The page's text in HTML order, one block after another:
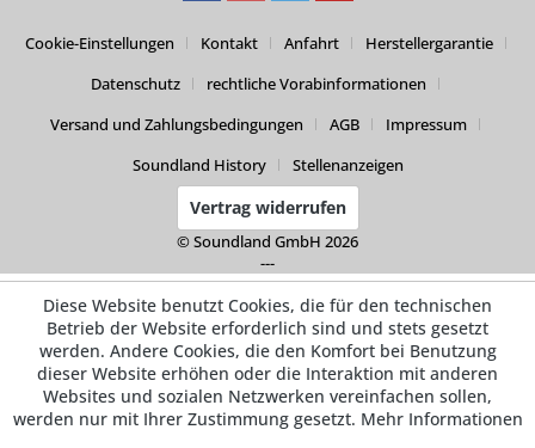
Cookie-Einstellungen Kontakt Anfahrt
Herstellergarantie
Datenschutz
rechtliche Vorabinformationen
Versand und Zahlungsbedingungen
AGB
Impressum
Soundland History
Stellenanzeigen
Vertrag widerrufen
© Soundland GmbH 2026
---
Diese Website benutzt Cookies, die für den technischen
Betrieb der Website erforderlich sind und stets gesetzt
werden. Andere Cookies, die den Komfort bei Benutzung
dieser Website erhöhen oder die Interaktion mit anderen
Websites und sozialen Netzwerken vereinfachen sollen,
werden nur mit Ihrer Zustimmung gesetzt. Mehr Informationen